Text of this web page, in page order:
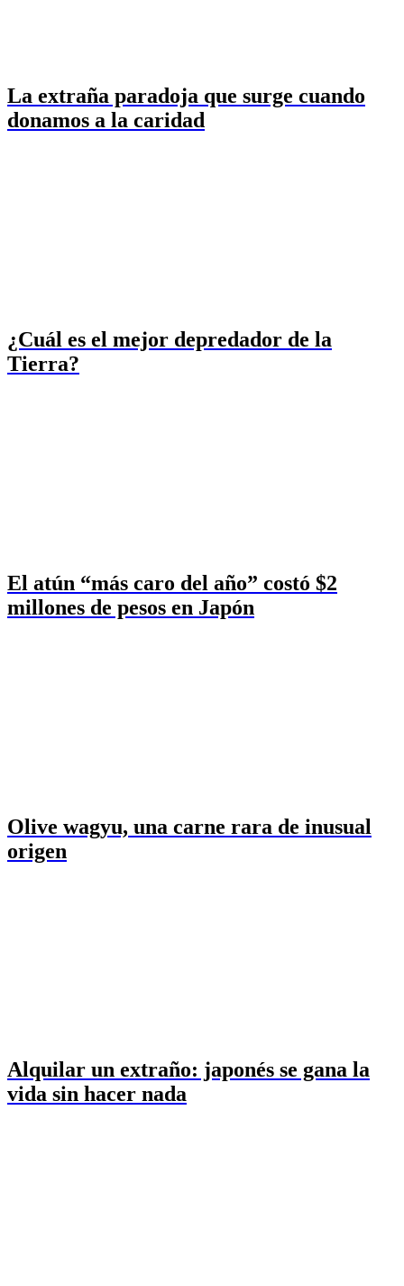
La extraña paradoja que surge cuando
donamos a la caridad
¿Cuál es el mejor depredador de la
Tierra?
El atún “más caro del año” costó $2
millones de pesos en Japón
Olive wagyu, una carne rara de inusual
origen
Alquilar un extraño: japonés se gana la
vida sin hacer nada